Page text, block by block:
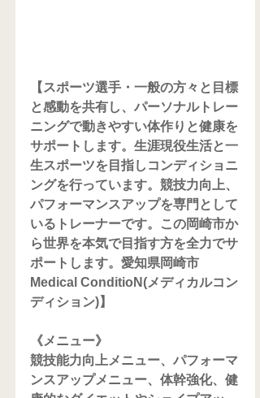
【スポーツ選手・一般の方々と目標
と感動を共有し、パーソナルトレー
ニングで動きやすい体作りと健康を
サポートします。生涯現役生活と一
生スポーツを目指しコンディショニ
ングを行っています。競技力向上、
パフォーマンスアップを専門として
いるトレーナーです。この岡崎市か
ら世界を本気で目指す方を全力でサ
ポートします。愛知県岡崎市
Medical ConditioN(メディカルコン
ディション)】
《メニュー》
競技能力向上メニュー、パフォーマ
ンスアップメニュー、体幹強化、健